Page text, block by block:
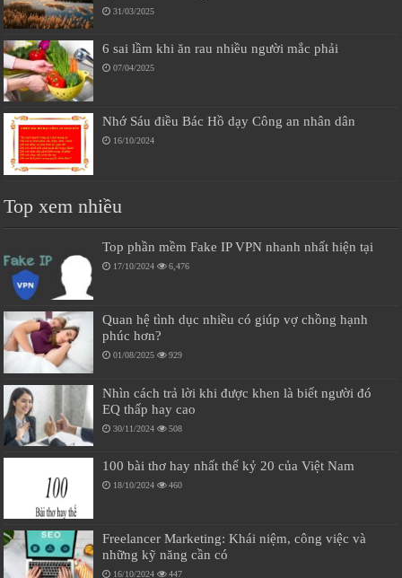
31/03/2025
6 sai lầm khi ăn rau nhiều người mắc phải
07/04/2025
Nhớ Sáu điều Bác Hồ dạy Công an nhân dân
16/10/2024
Top xem nhiều
Top phần mềm Fake IP VPN nhanh nhất hiện tại
17/10/2024 6,476
Quan hệ tình dục nhiều có giúp vợ chồng hạnh
phúc hơn?
01/08/2025 929
Nhìn cách trả lời khi được khen là biết người đó
EQ thấp hay cao
30/11/2024 508
100 bài thơ hay nhất thế kỷ 20 của Việt Nam
18/10/2024 460
Freelancer Marketing: Khái niệm, công việc và
những kỹ năng cần có
16/10/2024 447